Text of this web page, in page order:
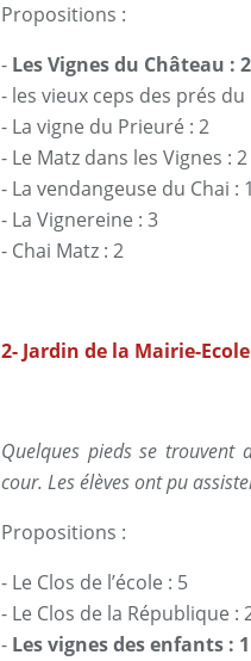
Propositions :
- Les Vignes du Château :
- les vieux ceps des prés du
- La vigne du Prieuré : 2
- Le Matz dans les Vignes : 2
- La vendangeuse du Chai : 1
- La Vignereine : 3
- Chai Matz : 2
2- Jardin de la Mairie-
Quelques pieds se trouvent
cour. Les élèves ont pu
Propositions :
- Le Clos de l’école : 5
- Le Clos de la République :
- Les vignes des enfants :